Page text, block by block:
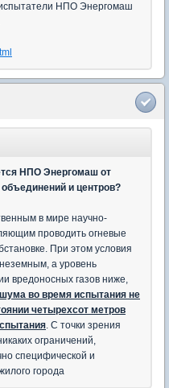
НПО Энергомаш
НПО Энергомаш от
и центров?
в мире научно-
проводить огневые
При этом условия
а уровень
вредоносных газов ниже,
во время испытания не
четырехсот метров
. С точки зрения
ограничений,
специфической и
города